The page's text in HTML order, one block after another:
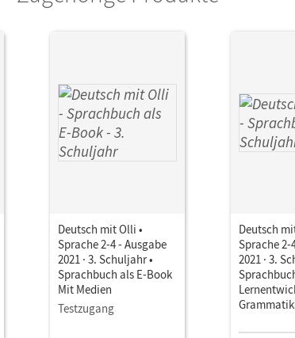
Deutsch mit Olli •
Sprache 2-4 - Ausgabe
2021 · 3. Schuljahr •
Sprachbuch als E-Book
Mit Medien
Testzugang
Deutsch
Sprache 2-
2021 · 3.